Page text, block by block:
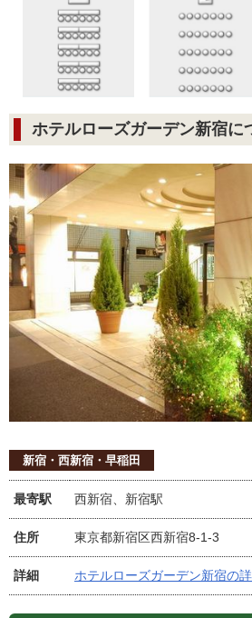
ホテルローズガーデン新宿に
新宿・西新宿・早稲田
最寄駅 西新宿、新宿駅
住所 東京都新宿区西新宿8-1-3
詳細 ホテルローズガーデン新宿の